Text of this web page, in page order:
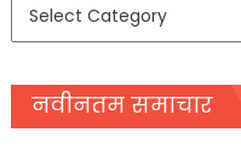
नवीनतम समाचार